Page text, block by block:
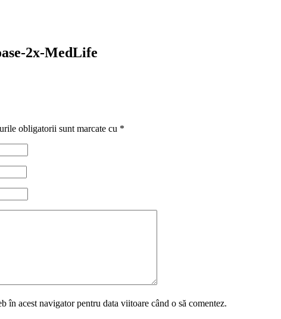
2x-MedLife
obligatorii sunt marcate cu *
în acest navigator pentru data viitoare când o să comentez.